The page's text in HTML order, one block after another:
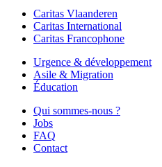
Caritas Vlaanderen
Caritas International
Caritas Francophone
Urgence & développement
Asile & Migration
Éducation
Qui sommes-nous ?
Jobs
FAQ
Contact